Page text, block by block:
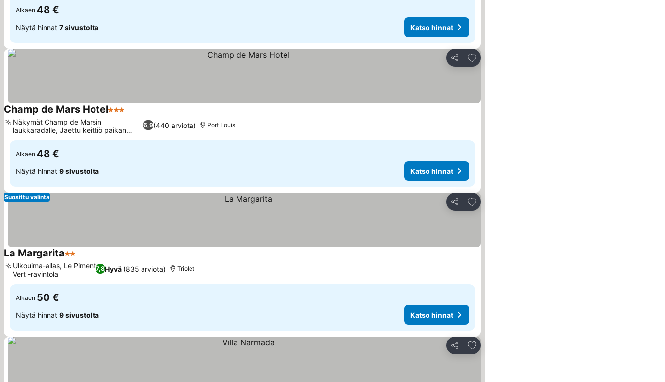
Alkaen 48 €
Näytä hinnat 7 sivustolta Katso hinnat
Jaa
Lisää suosikkeihin
Champ de Mars Hotel3 Tähtiluokitus
6,9(440 arviota)
Näkymät Champ de Marsin
laukkaradalle, Jaettu keittiö paikan
päällä
Port Louis
Alkaen 48 €
Näytä hinnat 9 sivustolta Katso hinnat
Jaa
Lisää suosikkeihin
Suosittu valinta
La Margarita2 Tähtiluokitus
7,8Hyvä (835 arviota)
Ulkouima-allas, Le Piment
Vert -ravintola
Triolet
Alkaen 50 €
Näytä hinnat 9 sivustolta Katso hinnat
Jaa
Lisää suosikkeihin